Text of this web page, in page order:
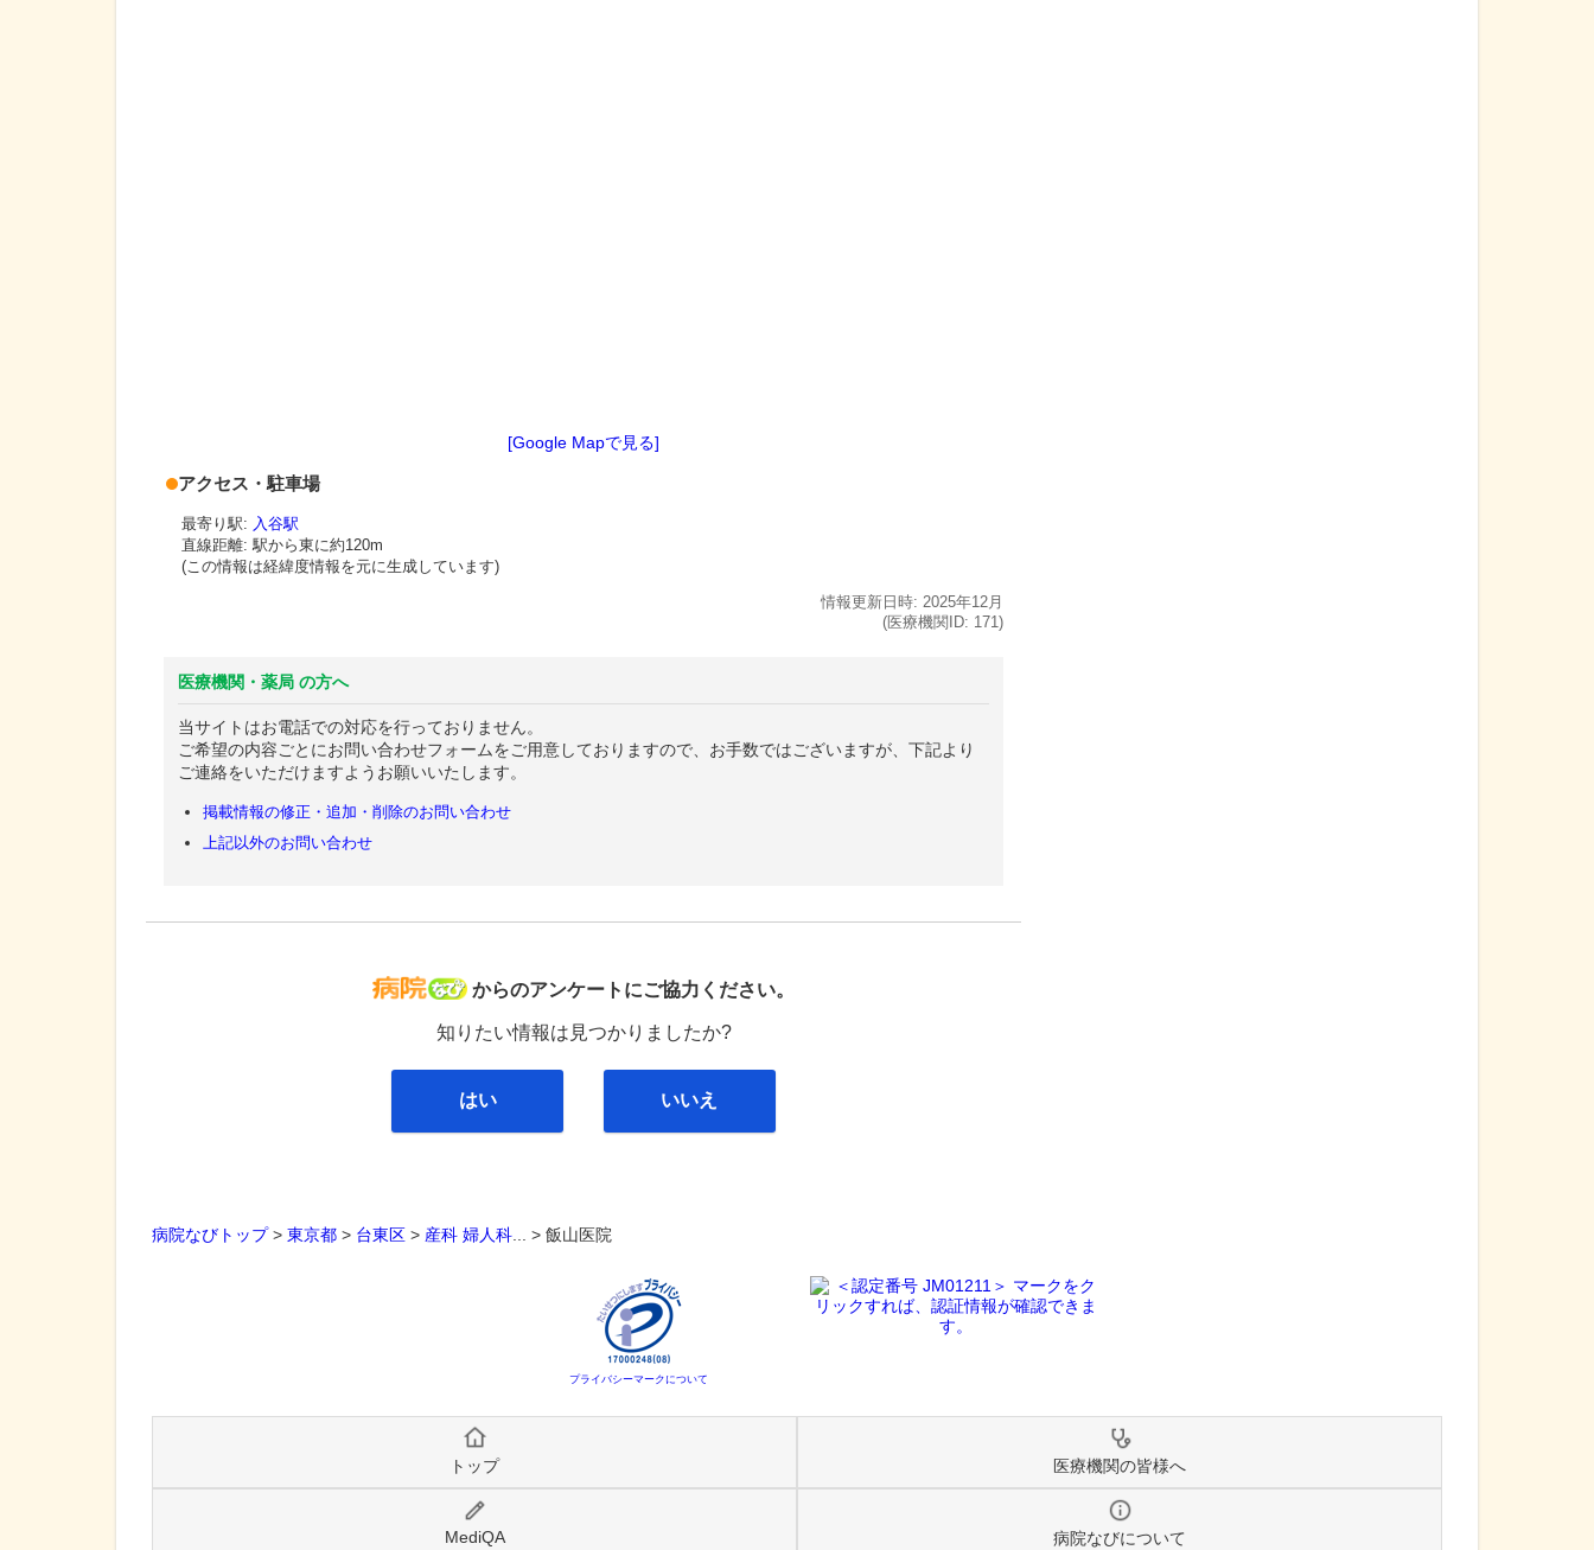
[Google Mapで見る]
アクセス・駐車場
最寄り駅: 入谷駅
直線距離: 駅から東に約120m
(この情報は経緯度情報を元に生成しています)
情報更新日時: 2025年12月
(医療機関ID: 171)
医療機関・薬局 の方へ
当サイトはお電話での対応を行っておりません。
ご希望の内容ごとにお問い合わせフォームをご用意しておりますので、お手数ではございますが、下記より
ご連絡をいただけますようお願いいたします。
掲載情報の修正・追加・削除のお問い合わせ
上記以外のお問い合わせ
病院なび
からのアンケートにご協力ください。
知りたい情報は見つかりましたか?
はい いいえ
病院なびトップ> 東京都 > 台東区 > 産科 婦人科 ... > 飯山医院
プライバシーマークについて
トップ 医療機関の皆様へ
MediQA 病院なびについて